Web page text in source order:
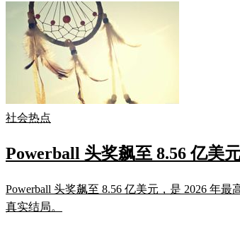
社会热点
Powerball 头奖飙至 8.56 亿美
Powerball 头奖飙至 8.56 亿美元，是 2026 年
真实结局。